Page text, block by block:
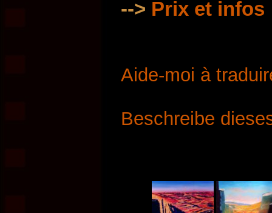
--> Prix ​​et infos
Aide-moi à
Beschreibe